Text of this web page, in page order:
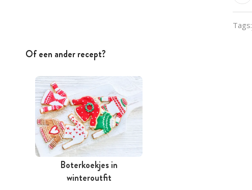
Tags:
Of een ander recept?
Boterkoekjes in
winteroutfit